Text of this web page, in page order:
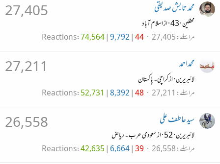
27,405 محمد تابش صدیقی
محفلین·
·ازاسلام آباد
مراسلے 27,405
Reactions 74,564 9,792 44
27,211 محمداحمد
لائبریرین·ازکراچی۔ پاکستان
مراسلے 27,211
Reactions 52,731 8,392 48
26,558 سید عاطف علی
لائبریرین·
·ازسعودی عرب ۔ ریاض
مراسلے 26,558
Reactions 42,635 6,664 39